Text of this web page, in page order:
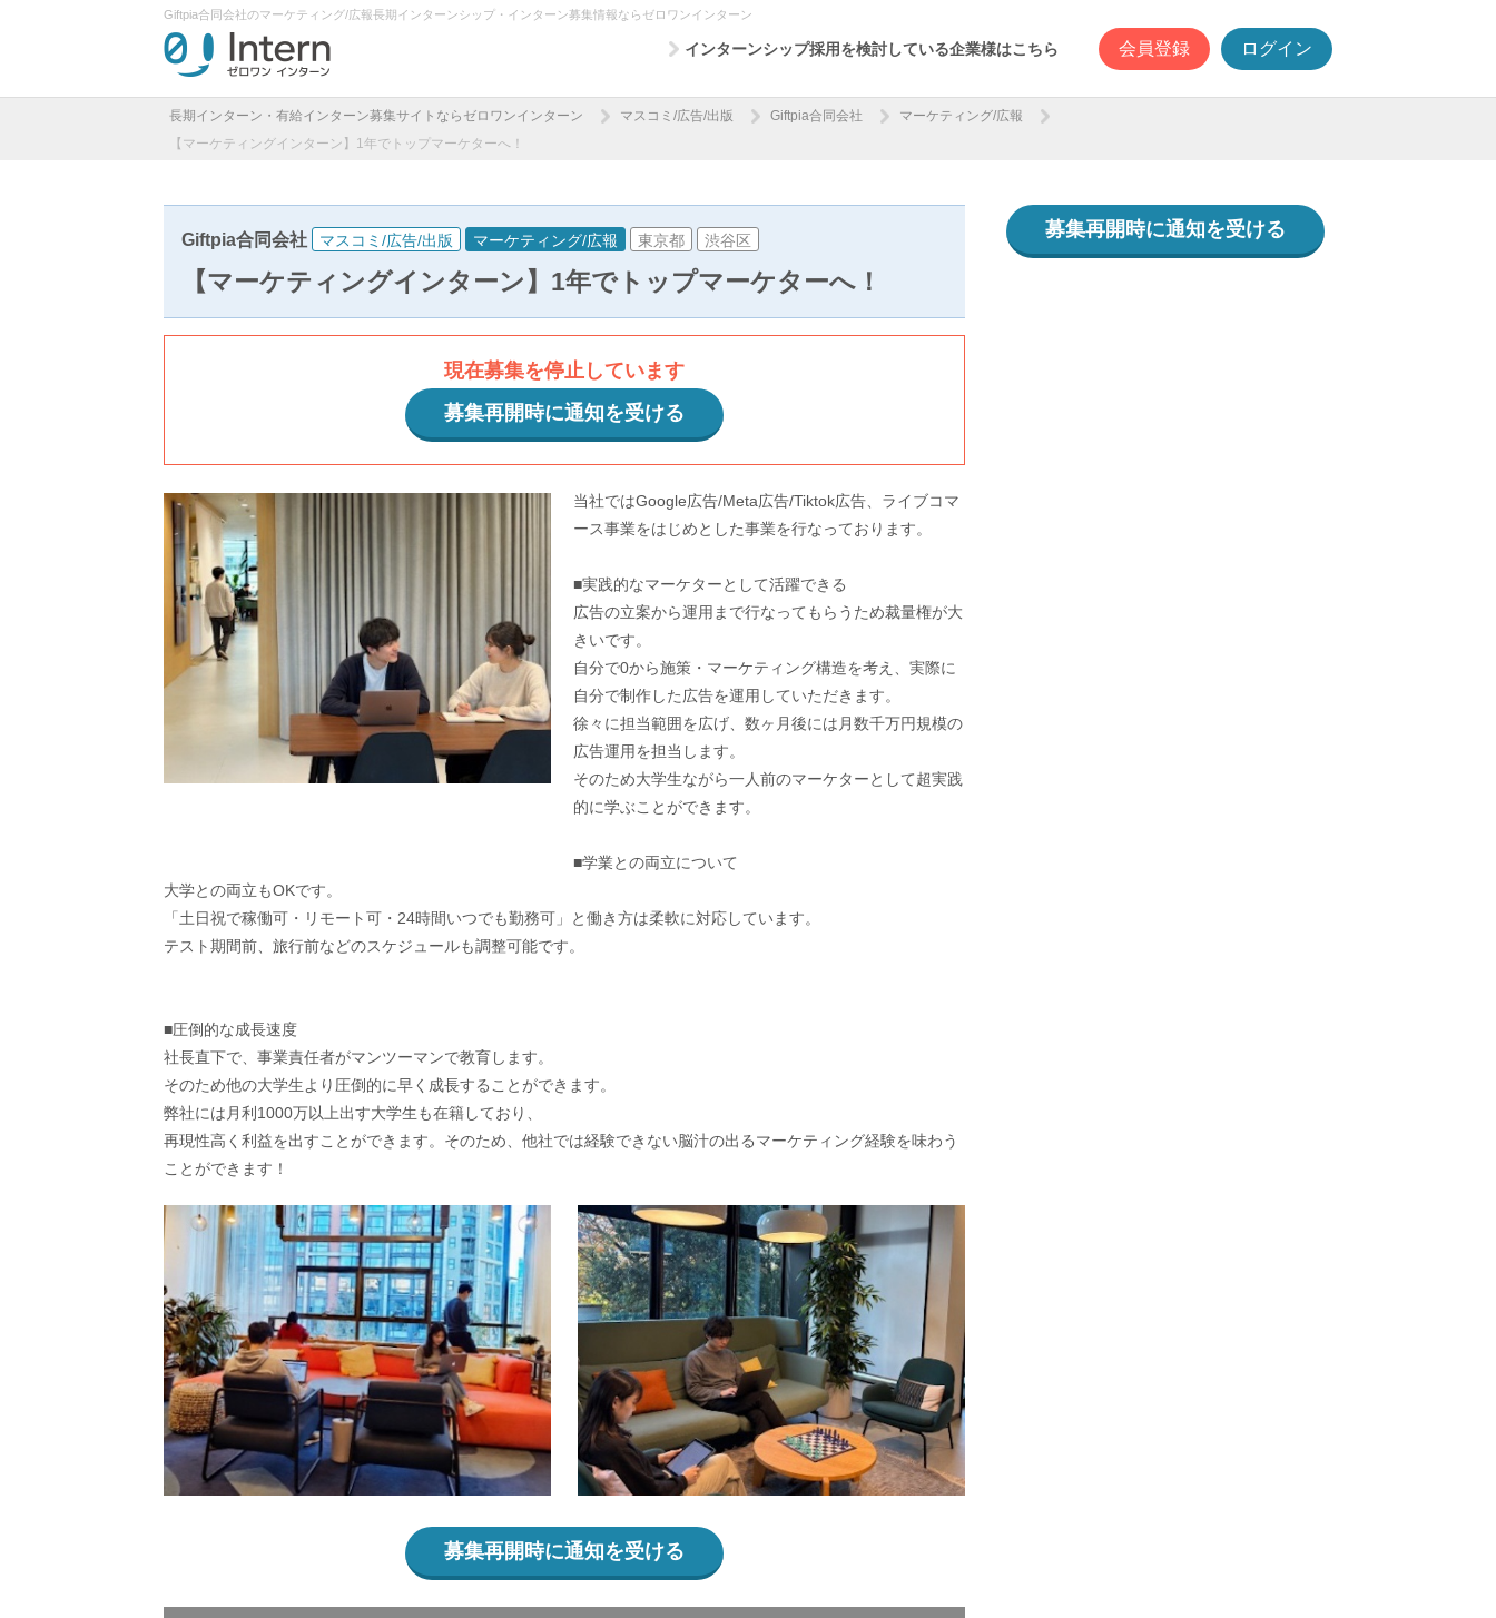
Giftpia合同会社のマーケティング/広報長期インターンシップ・インターン募集情報ならゼロワンインターン
インターンシップ採用を検討している企業様はこちら 会員登録 ログイン
長期インターン・有給インターン募集サイトならゼロワンインターン マスコミ/広告/出版 Giftpia合同会社
マーケティング/広報
【マーケティングインターン】1年でトップマーケターへ！
Giftpia合同会社 マスコミ/広告/出版 マーケティング/広報 東京都 渋谷区
【マーケティングインターン】1年でトップマーケターへ！
現在募集を停止しています
募集再開時に通知を受ける
当社ではGoogle広告/Meta広告/Tiktok広告、ライブコマ
ース事業をはじめとした事業を行なっております。
■実践的なマーケターとして活躍できる
広告の立案から運用まで行なってもらうため裁量権が大
きいです。
自分で0から施策・マーケティング構造を考え、実際に
自分で制作した広告を運用していただきます。
徐々に担当範囲を広げ、数ヶ月後には月数千万円規模の
広告運用を担当します。
そのため大学生ながら一人前のマーケターとして超実践
的に学ぶことができます。
■学業との両立について
大学との両立もOKです。
「土日祝で稼働可・リモート可・24時間いつでも勤務可」と働き方は柔軟に対応しています。
テスト期間前、旅行前などのスケジュールも調整可能です。
■圧倒的な成長速度
社長直下で、事業責任者がマンツーマンで教育します。
そのため他の大学生より圧倒的に早く成長することができます。
弊社には月利1000万以上出す大学生も在籍しており、
再現性高く利益を出すことができます。そのため、他社では経験できない脳汁の出るマーケティング経験を味わう
ことができます！
募集再開時に通知を受ける
募集再開時に通知を受ける